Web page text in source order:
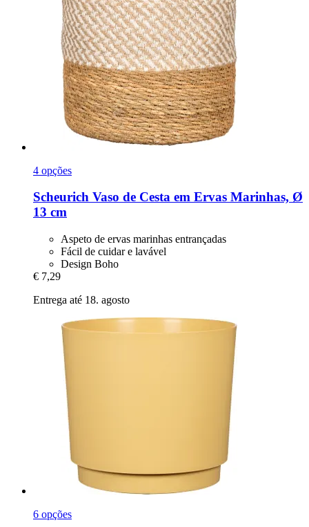
4 opções
Scheurich Vaso de Cesta em Ervas Marinhas, Ø
13 cm
Aspeto de ervas marinhas entrançadas
Fácil de cuidar e lavável
Design Boho
€ 7,29
Entrega até 18. agosto
6 opções